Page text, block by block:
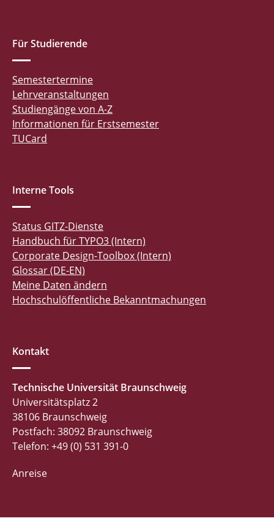
Für Studierende
Semestertermine
Lehrveranstaltungen
Studiengänge von A-Z
Informationen für Erstsemester
TUCard
Interne Tools
Status GITZ-Dienste
Handbuch für TYPO3 (Intern)
Corporate Design-Toolbox (Intern)
Glossar (DE-EN)
Meine Daten ändern
Hochschulöffentliche Bekanntmachungen
Kontakt
Technische Universität Braunschweig
Universitätsplatz 2
38106 Braunschweig
Postfach: 38092 Braunschweig
Telefon: +49 (0) 531 391-0
Anreise